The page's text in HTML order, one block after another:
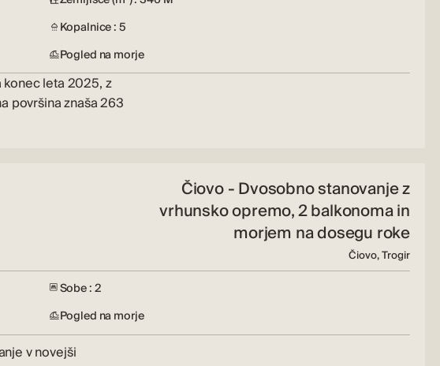
Kopalnice : 5
Pogled na morje
konec leta 2025, z
površina znaša 263
Čiovo - Dvosobno stanovanje z
vrhunsko opremo, 2 balkonoma in
morjem na dosegu roke
Čiovo, Trogir
Sobe : 2
Pogled na morje
v novejši